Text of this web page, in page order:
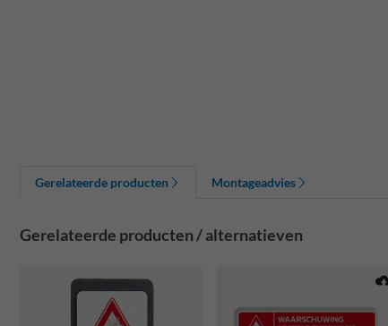
Gerelateerde producten Montageadvies
Gerelateerde producten / alternatieven